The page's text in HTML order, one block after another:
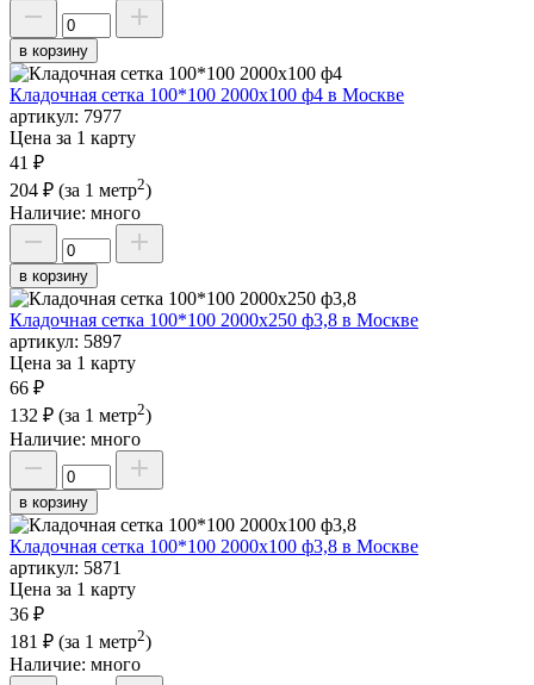
в корзину
Кладочная сетка 100*100 2000х100 ф4 в Москве
артикул: 7977
Цена за 1 карту
41 ₽
204 ₽ (за 1 метр2)
Наличие: много
в корзину
Кладочная сетка 100*100 2000х250 ф3,8 в Москве
артикул: 5897
Цена за 1 карту
66 ₽
132 ₽ (за 1 метр2)
Наличие: много
в корзину
Кладочная сетка 100*100 2000х100 ф3,8 в Москве
артикул: 5871
Цена за 1 карту
36 ₽
181 ₽ (за 1 метр2)
Наличие: много